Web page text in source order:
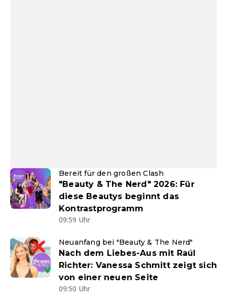
Bereit für den großen Clash
"Beauty & The Nerd" 2026: Für
diese Beautys beginnt das
Kontrastprogramm
09:59 Uhr
Neuanfang bei "Beauty & The Nerd"
Nach dem Liebes-Aus mit Raúl
Richter: Vanessa Schmitt zeigt sich
von einer neuen Seite
09:50 Uhr